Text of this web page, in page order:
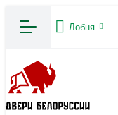
Лобня